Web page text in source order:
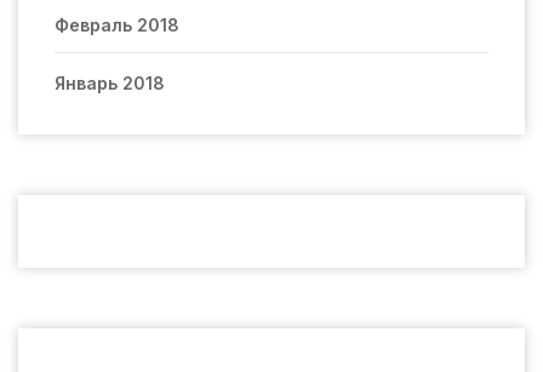
Февраль 2018
Январь 2018